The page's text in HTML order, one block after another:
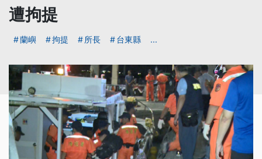
遭拘提
蘭嶼 拘提 所長 台東縣 ...